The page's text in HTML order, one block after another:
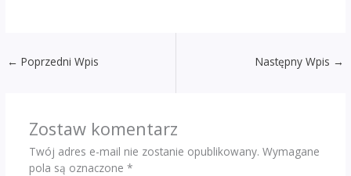
← Poprzedni Wpis Następny Wpis →
Zostaw komentarz
Twój adres e-mail nie zostanie opublikowany. Wymagane
pola są oznaczone *